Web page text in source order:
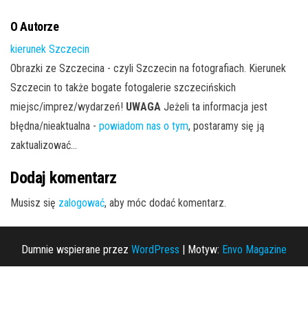
O Autorze
kierunek Szczecin
Obrazki ze Szczecina - czyli Szczecin na fotografiach. Kierunek
Szczecin to także bogate fotogalerie szczecińskich
miejsc/imprez/wydarzeń! UWAGA Jeżeli ta informacja jest
błędna/nieaktualna - powiadom nas o tym, postaramy się ją
zaktualizować...
Dodaj komentarz
Musisz się zalogować, aby móc dodać komentarz.
Dumnie wspierane przez WordPress | Motyw: Envo Magazine